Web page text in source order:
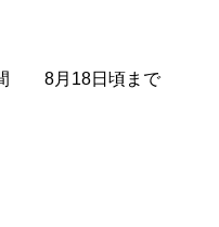
間 8月18日頃まで